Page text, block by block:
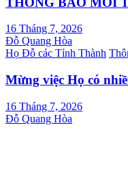
16 Tháng 7, 2026
Đỗ Quang Hòa
Họ Đỗ các Tỉnh Thành
Mừng việc Họ có
16 Tháng 7, 2026
Đỗ Quang Hòa